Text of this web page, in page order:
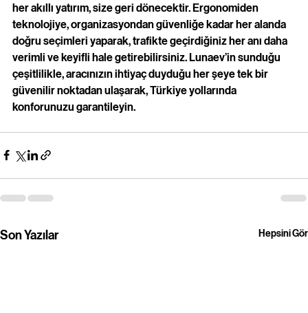
her akıllı yatırım, size geri dönecektir. Ergonomiden
teknolojiye, organizasyondan güvenliğe kadar her alanda
doğru seçimleri yaparak, trafikte geçirdiğiniz her anı daha
verimli ve keyifli hale getirebilirsiniz. Lunaev’in sunduğu
çeşitlilikle, aracınızın ihtiyaç duyduğu her şeye tek bir
güvenilir noktadan ulaşarak, Türkiye yollarında
konforunuzu garantileyin.
Son Yazılar Hepsini Gör